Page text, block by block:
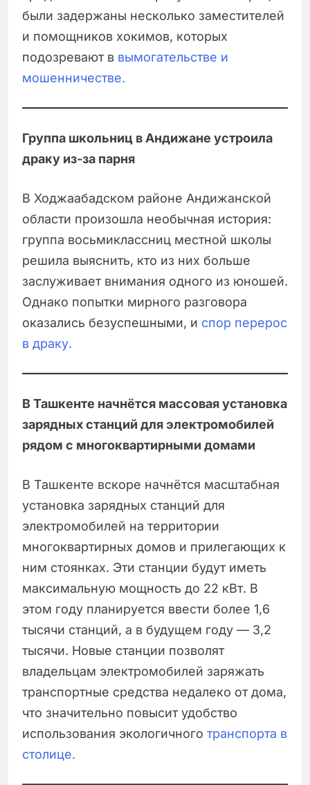
были задержаны несколько заместителей
и помощников хокимов, которых
подозревают в вымогательстве и
мошенничестве.
Группа школьниц в Андижане устроила
драку из-за парня
В Ходжаабадском районе Андижанской
области произошла необычная история:
группа восьмиклассниц местной школы
решила выяснить, кто из них больше
заслуживает внимания одного из юношей.
Однако попытки мирного разговора
оказались безуспешными, и спор перерос
в драку.
В Ташкенте начнётся массовая установка
зарядных станций для электромобилей
рядом с многоквартирными домами
В Ташкенте вскоре начнётся масштабная
установка зарядных станций для
электромобилей на территории
многоквартирных домов и прилегающих к
ним стоянках. Эти станции будут иметь
максимальную мощность до 22 кВт. В
этом году планируется ввести более 1,6
тысячи станций, а в будущем году — 3,2
тысячи. Новые станции позволят
владельцам электромобилей заряжать
транспортные средства недалеко от дома,
что значительно повысит удобство
использования экологичного транспорта в
столице.